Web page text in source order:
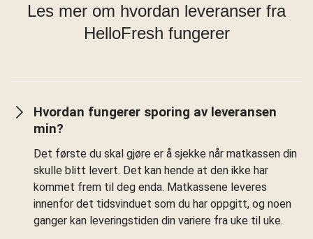
Les mer om hvordan leveranser fra
HelloFresh fungerer
Hvordan fungerer sporing av leveransen
min?
Det første du skal gjøre er å sjekke når matkassen din
skulle blitt levert. Det kan hende at den ikke har
kommet frem til deg enda. Matkassene leveres
innenfor det tidsvinduet som du har oppgitt, og noen
ganger kan leveringstiden din variere fra uke til uke.